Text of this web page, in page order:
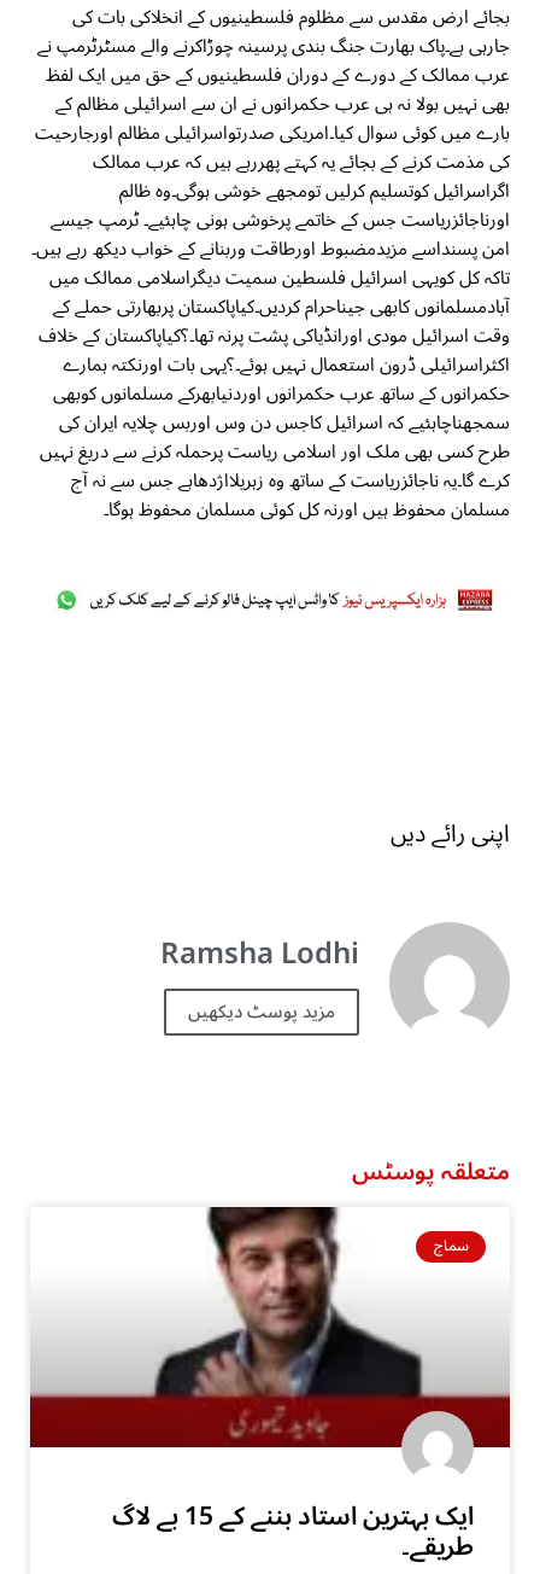
بجائے ارض مقدس سے مظلوم فلسطینیوں کے انخلاکی بات کی
جارہی ہے۔پاک بھارت جنگ بندی پرسینہ چوڑاکرنے والے مسٹرٹرمپ نے
عرب ممالک کے دورے کے دوران فلسطینیوں کے حق میں ایک لفظ
بھی نہیں بولا نہ ہی عرب حکمرانوں نے ان سے اسرائیلی مظالم کے
بارے میں کوئی سوال کیا۔امریکی صدرتواسرائیلی مظالم اورجارحیت
کی مذمت کرنے کے بجائے یہ کہتے پھررہے ہیں کہ عرب ممالک
اگراسرائیل کوتسلیم کرلیں تومجھے خوشی ہوگی۔وہ ظالم
اورناجائزریاست جس کے خاتمے پرخوشی ہونی چاہئیے۔ ٹرمپ جیسے
امن پسنداسے مزیدمضبوط اورطاقت وربنانے کے خواب دیکھ رہے ہیں۔
تاکہ کل کویہی اسرائیل فلسطین سمیت دیگراسلامی ممالک میں
آبادمسلمانوں کابھی جیناحرام کردیں۔کیاپاکستان پربھارتی حملے کے
وقت اسرائیل مودی اورانڈیاکی پشت پرنہ تھا۔؟کیاپاکستان کے خلاف
اکثراسرائیلی ڈرون استعمال نہیں ہوئے۔؟یہی بات اورنکتہ ہمارے
حکمرانوں کے ساتھ عرب حکمرانوں اوردنیابھرکے مسلمانوں کوبھی
سمجھناچاہئیے کہ اسرائیل کاجس دن وس اوربس چلایہ ایران کی
طرح کسی بھی ملک اور اسلامی ریاست پرحملہ کرنے سے دریغ نہیں
کرے گا۔یہ ناجائزریاست کے ساتھ وہ زہریلااژدھاہے جس سے نہ آج
مسلمان محفوظ ہیں اورنہ کل کوئی مسلمان محفوظ ہوگا۔
اپنی رائے دیں
Ramsha Lodhi
مزید پوسٹ دیکھیں
متعلقہ پوسٹس
سماج
ایک بہترین استاد بننے کے 15 بے لاگ
طریقے۔